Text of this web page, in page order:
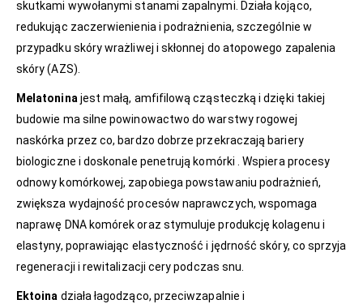
skutkami wywołanymi stanami zapalnymi. Działa kojąco,
redukując zaczerwienienia i podrażnienia, szczególnie w
przypadku skóry wrażliwej i skłonnej do atopowego zapalenia
skóry (AZS).
Melatoninajest małą, amfifilową cząsteczką i dzięki takiej
budowie ma silne powinowactwo do warstwy rogowej
naskórka przez co, bardzo dobrze przekraczają bariery
biologiczne i doskonale penetrują komórki . Wspiera procesy
odnowy komórkowej, zapobiega powstawaniu podrażnień,
zwiększa wydajność procesów naprawczych, wspomaga
naprawę DNA komórek oraz stymuluje produkcję kolagenu i
elastyny, poprawiając elastyczność i jędrność skóry, co sprzyja
regeneracji i rewitalizacji cery podczas snu.
Ektoina działa łagodząco, przeciwzapalnie i